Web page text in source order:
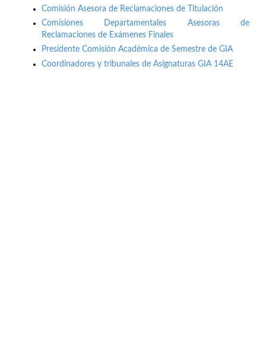
Comisión Asesora de Reclamaciones de Titulación
Comisiones Departamentales Asesoras de
Reclamaciones de Exámenes Finales
Presidente Comisión Académica de Semestre de GIA
Coordinadores y tribunales de Asignaturas GIA 14AE